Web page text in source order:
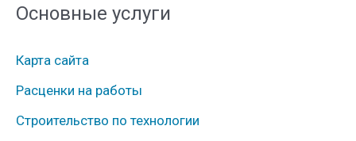
р
б
р
и
Основные услуги
Карта сайта
Расценки на работы
Строительство по технологии